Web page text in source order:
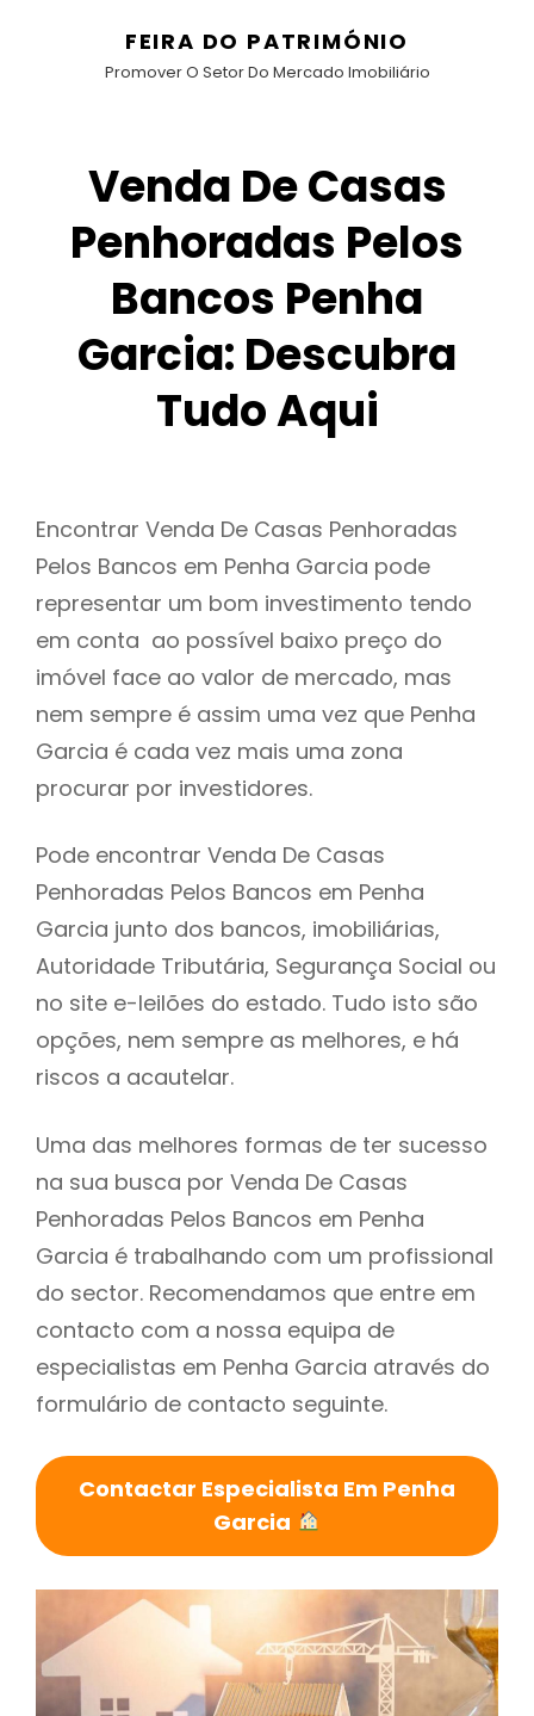
FEIRA DO PATRIMÓNIO
Promover O Setor Do Mercado Imobiliário
Venda De Casas
Penhoradas Pelos
Bancos Penha
Garcia: Descubra
Tudo Aqui
Encontrar Venda De Casas Penhoradas
Pelos Bancos em Penha Garcia pode
representar um bom investimento tendo
em conta ao possível baixo preço do
imóvel face ao valor de mercado, mas
nem sempre é assim uma vez que Penha
Garcia é cada vez mais uma zona
procurar por investidores.
Pode encontrar Venda De Casas
Penhoradas Pelos Bancos em Penha
Garcia junto dos bancos, imobiliárias,
Autoridade Tributária, Segurança Social ou
no site e-leilões do estado. Tudo isto são
opções, nem sempre as melhores, e há
riscos a acautelar.
Uma das melhores formas de ter sucesso
na sua busca por Venda De Casas
Penhoradas Pelos Bancos em Penha
Garcia é trabalhando com um profissional
do sector. Recomendamos que entre em
contacto com a nossa equipa de
especialistas em Penha Garcia através do
formulário de contacto seguinte.
Contactar Especialista Em Penha
Garcia